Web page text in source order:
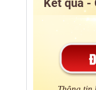
Kết quả -